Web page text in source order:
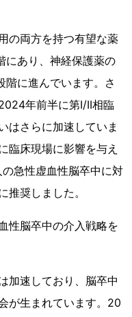
の両方を持つ有望な薬
にあり、神経保護薬の
階に進んでいます。さ
年前半に第I/II相臨
はさらに加速していま
臨床現場に影響を与え
急性虚血性脳卒中に対
推奨しました。
性脳卒中の介入戦略を
加速しており、脳卒中
が生まれています。20